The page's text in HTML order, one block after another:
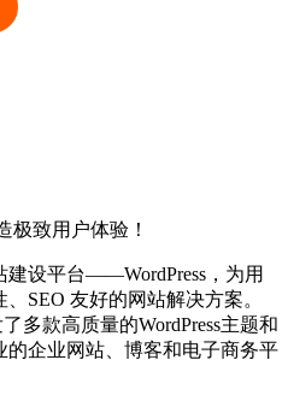
极致用户体验！
设平台——WordPress，为用
SEO 友好的网站解决方案。
多款高质量的WordPress主题和
企业网站、博客和电子商务平